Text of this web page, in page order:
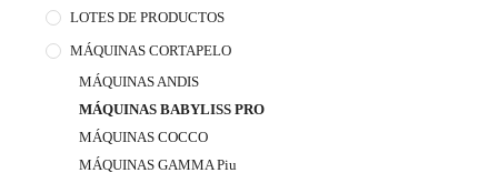
LOTES DE PRODUCTOS
MÁQUINAS CORTAPELO
MÁQUINAS ANDIS
MÁQUINAS BABYLISS PRO
MÁQUINAS COCCO
MÁQUINAS GAMMA Piu